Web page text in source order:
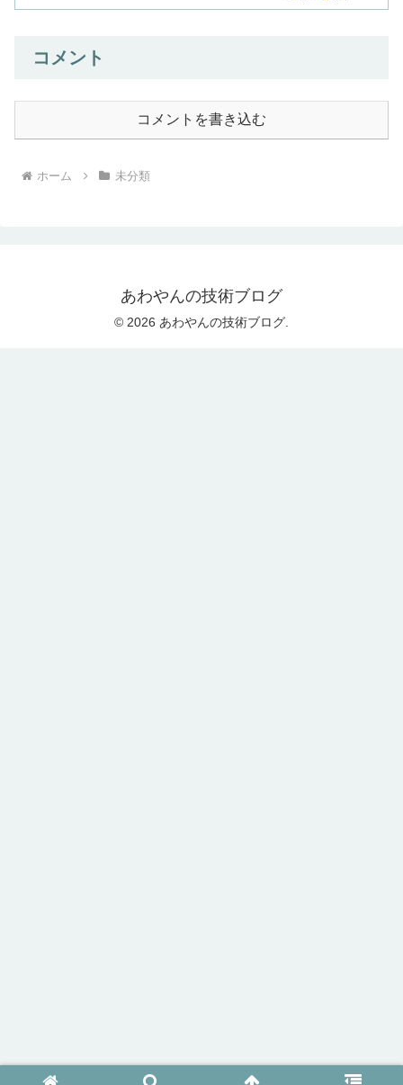
コメント
コメントを書き込む
ホーム 未分類
あわやんの技術ブログ
© 2026 あわやんの技術ブログ.